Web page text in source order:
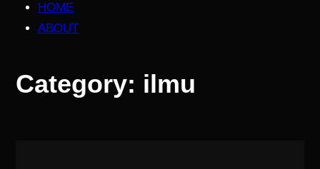
HOME
ABOUT
Category: ilmu